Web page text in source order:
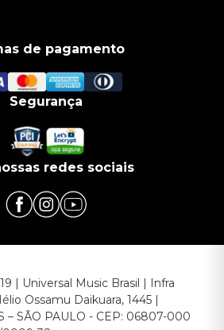
de pagamento
Segurança
redes sociais
| Universal Music Brasil | Infra
Ossamu Daikuara, 1445 |
– SÃO PAULO - CEP: 06807-000